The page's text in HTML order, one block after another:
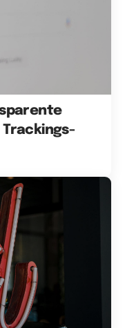
Trackings-